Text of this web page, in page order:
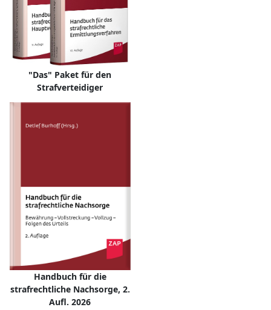
"Das" Paket für den
Strafverteidiger
Handbuch für die
strafrechtliche Nachsorge, 2.
Aufl. 2026